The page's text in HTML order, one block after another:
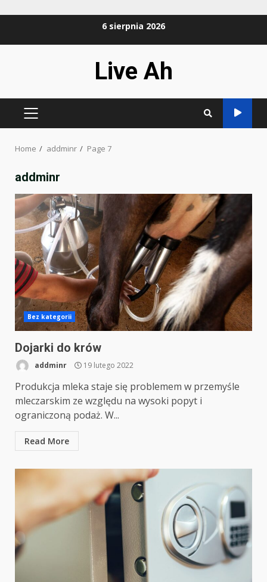
6 sierpnia 2026
Live Ah
PRIMARY
Home addminr Page 7
addminr
Bez kategorii
Dojarki do krów
addminr 19 lutego 2022
Produkcja mleka staje się problemem w przemyśle
mleczarskim ze względu na wysoki popyt i
ograniczoną podaż. W...
Read More